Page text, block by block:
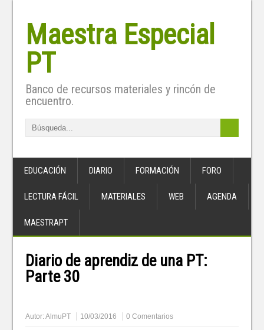
Maestra Especial
PT
Banco de recursos materiales y rincón de
encuentro.
EDUCACIÓN DIARIO FORMACIÓN FORO
LECTURA FÁCIL MATERIALES WEB AGENDA
MAESTRAPT
Diario de aprendiz de una PT:
Parte 30
Autor:AlmuPT 10/03/2016 0 Comentarios